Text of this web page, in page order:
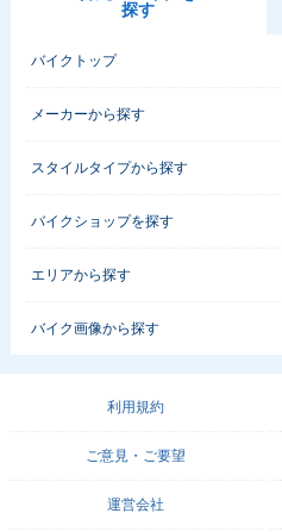
探す
バイクトップ
メーカーから探す
スタイルタイプから探す
バイクショップを探す
エリアから探す
バイク画像から探す
利用規約
ご意見・ご要望
運営会社